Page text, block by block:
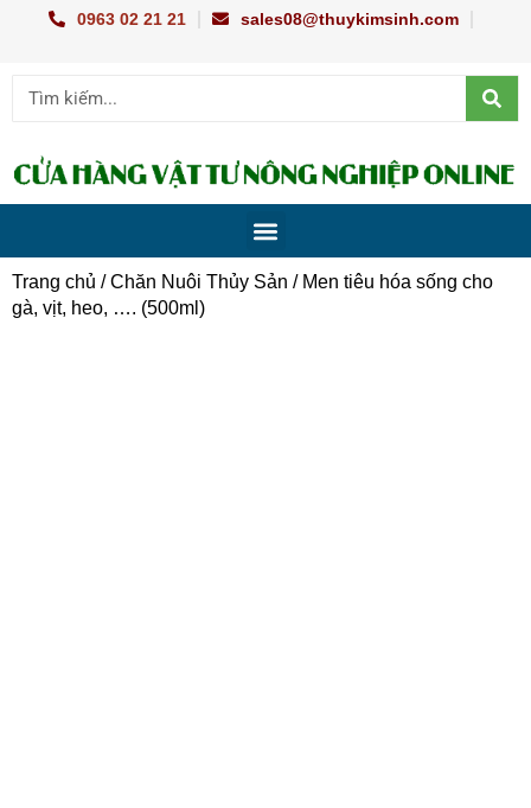
dung
0963 02 21 21 sales08@thuykimsinh.com
Search
Menu
Trang chủ /Chăn Nuôi Thủy Sản / Men tiêu hóa sống cho
gà, vịt, heo, …. (500ml)